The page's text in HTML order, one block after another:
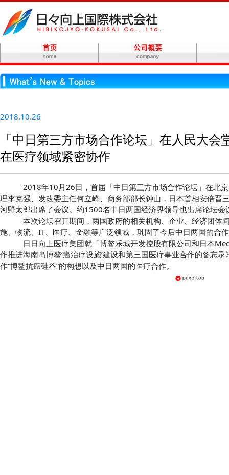
2018.10.26
「中日第三方市场合作论坛」在人民大
在医疗领域紧密协作
2018年10月26日，首届「中日第三方市场合作论坛」在北京
理李克强、发改委主任何立峰、商务部部长钟山，日本首相安倍晋
河野太郎出席了会议。约1500名中日两国经济界领导也出席论坛会
本次论坛召开期间，两国政府的相关机构、企业、经济团体间
施、物流、IT、医疗、金融等广泛领域，巩固了今后中日两国的合
日日向上医疗集团就「博鳌乐城开发控股有限公司和日本
作推进海南岛博鳌‘癌治疗设施’建设和第三国医疗事业合作的备忘
作“博鳌抗癌硅谷”的构想以及中日两国的医疗合作。